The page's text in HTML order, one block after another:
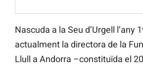
Nascuda a la Seu d’Urgell l’any
actualment la directora de la
Llull a Andorra –constituïda el